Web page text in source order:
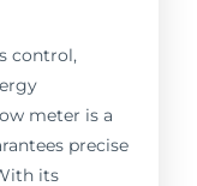
control,
meter is a
precise
its